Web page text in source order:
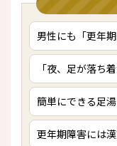
男性にも「更年
「夜、足が落ち
簡単にできる足
更年期障害には